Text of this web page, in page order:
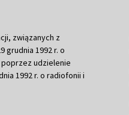
związanych z
grudnia 1992 r. o
poprzez udzielenie
1992 r. o radiofonii i